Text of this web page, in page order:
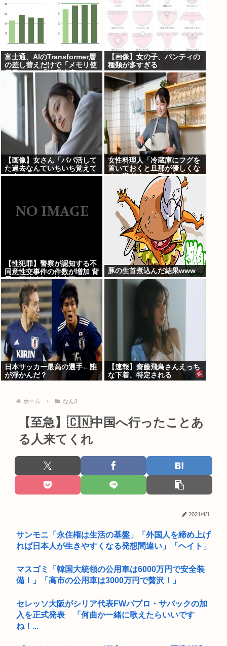
富士通、AIのTransformer層
の差し替えだけで「メモリ使
用量1/10」「処理速度475
倍」になる魔改造を発表
【画像】女の子、パンティの
種類が多すぎる
【画像】女さん「パパ活して
た過去なんていちいち覚えて
いません」
女性料理人「冷蔵庫にフグを
置いておくと旦那が優しくな
る」識者「その手があった
か……」⇒7万いいね！！！
【性犯罪】警察が認知する不
同意性交事件の件数が増加 背
景に要件追加の法改正
豚の生首煮込んだ結果www
日本サッカー最高の選手←誰
が浮かんだ？
【速報】齋藤飛鳥さんえっち
な下着、特定される
ホーム なんJ
【至急】🇨🇳中国へ行ったことあ
る人来てくれ
2021/4/1
サンモニ「永住権は生活の基盤」「外国人を締め上げ
れば日本人が生きやすくなる発想間違い」「ヘイト」
マスゴミ「韓国大統領の公用車は6000万円で安全装
備！」「高市の公用車は3000万円で贅沢！」
セレッソ大阪がシリア代表FWパブロ・サバックの加
入を正式発表 「何曲か一緒に歌えたらいいです
ね！...